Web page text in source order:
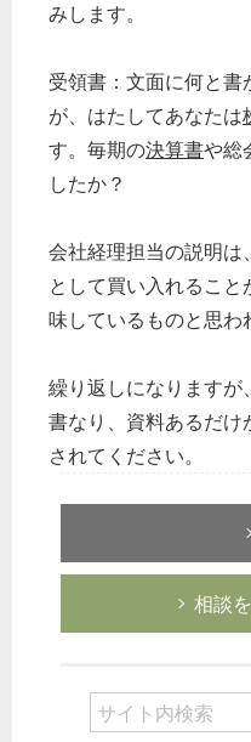
みします。
受領書：文面に何と
が、はたしてあなたは
す。毎期の決算書や総
したか？
会社経理担当の説明は、
として買い入れるこ
味しているものと思わ
繰り返しになりますが
書なり、資料あるだけ
されてください。
相談
どのカテゴリ
選択してくだ
労務管理
経営の知恵
総務の給
秘書のノ